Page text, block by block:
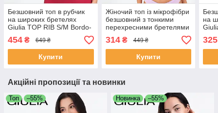
Безшовний топ в рубчик
на широких бретелях
Giulia TOP RIB S/M Bordo-
winterberry, спортивний
топ
454 ₴ 649 ₴
Купити
Жіночий топ із мікрофібри
безшовний з тонкими
перехресними бретелями
Giulia FLEX TOP S/M
Violet-orchid bloom
314₴ 449 ₴
Купити
на
топ
325
Акційні пропозиції та новинки
Топ –55% Новинка –55%